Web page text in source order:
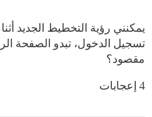
يمكنني رؤية التخطيط الجديد
تسجيل الدخول، تبدو الصفحة
مقصود؟
4 إعجابات